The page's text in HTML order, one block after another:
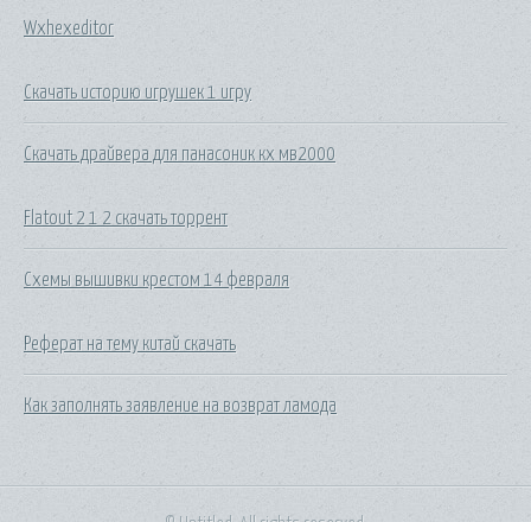
Wxhexeditor
Скачать историю игрушек 1 игру
Скачать драйвера для панасоник кх мв2000
Flatout 2 1 2 скачать торрент
Схемы вышивки крестом 14 февраля
Реферат на тему китай скачать
Как заполнять заявление на возврат ламода